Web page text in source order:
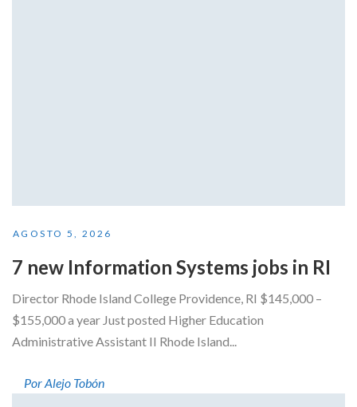
AGOSTO 5, 2026
7 new Information Systems jobs in RI
Director Rhode Island College Providence, RI $145,000 –
$155,000 a year Just posted Higher Education
Administrative Assistant II Rhode Island...
Por Alejo Tobón